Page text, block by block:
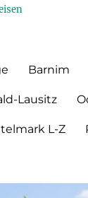
Barnim
Lausitz
L-Z